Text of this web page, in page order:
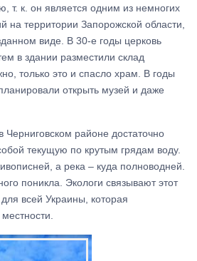
т. к. он является одним из немногих
на территории Запорожской области,
виде. В 30-е годы церковь
в здании разместили склад
только это и спасло храм. В годы
открыть музей и даже
Черниговском районе достаточно
текущую по крутым грядам воду.
а река – куда полноводней.
поникла. Экологи связывают этот
всей Украины, которая